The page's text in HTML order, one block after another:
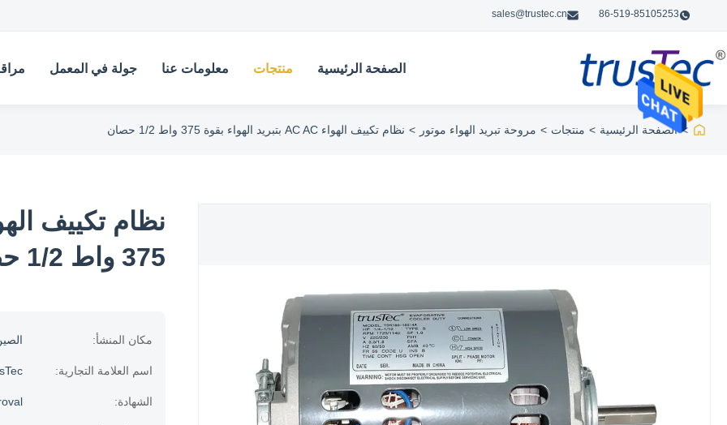
86-519-85105253
sales@trustec.cn
الصفحة الرئيسية منتجات معلومات عنا جولة في المعمل
> الصفحة الرئيسية > منتجات > مروحة تبريد الهواء موتور > نظام تكييف الهواء AC AC بتبريد الهواء بقوة 375 واط 1/2 حصان
375 واط 1/2 حصان
مكان المنشأ:
اسم العلامة التجارية:
الشهادة: